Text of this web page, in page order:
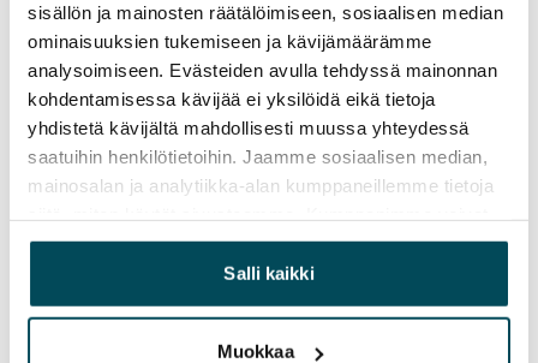
sisällön ja mainosten räätälöimiseen, sosiaalisen median
ominaisuuksien tukemiseen ja kävijämäärämme
analysoimiseen. Evästeiden avulla tehdyssä mainonnan
kohdentamisessa kävijää ei yksilöidä eikä tietoja
yhdistetä kävijältä mahdollisesti muussa yhteydessä
saatuihin henkilötietoihin. Jaamme sosiaalisen median,
mainosalan ja analytiikka-alan kumppaneillemme tietoja
yhdistää näitä tietoja muihin tietoihin, joita olet antanut
heille tai joita on kerätty, kun olet käyttänyt heidän
palvelujaan.
Salli kaikki
Muokkaa
Irtisanomis­mahdollisuus
12 kk vuokrasopimuksesta tai sopimussakolla
aiemmin
Kotivakuutus
Pakollinen, ei sisälly vuokraan
Vesimaksu
27 €/hlö/kk
Sähkömaksu